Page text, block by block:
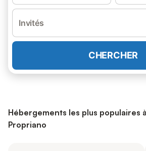
Invités
CHERCHER
Hébergements les plus populaires à
Propriano